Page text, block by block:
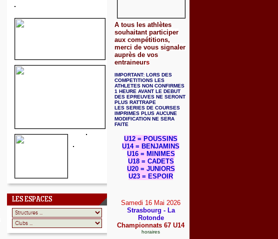
LES ESPACES
A tous les athlètes
souhaitant participer
aux compétitions,
merci de vous signaler
auprès de vos
entraineurs
IMPORTANT: LORS DES
COMPETITIONS LES
ATHLETES NON CONFIRMES
1 HEURE AVANT LE DEBUT
DES EPREUVES NE SERONT
PLUS RATTRAPE
LES SERIES DE COURSES
IMPRIMES PLUS AUCUNE
MODIFICATION NE SERA
FAITE
U12 = POUSSINS
U14 = BENJAMINS
U16 = MINIMES
U18 = CADETS
U20 = JUNIORS
U23 = ESPOIR
Samedi 16 Mai 2026
Strasbourg - La
Rotonde
Championnats 67 U14
horaires